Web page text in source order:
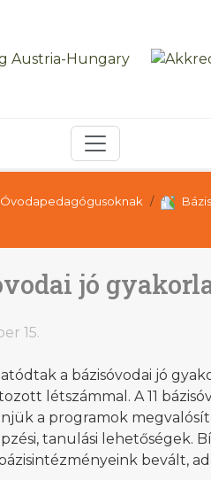
Óvodapedagógusoknak
jó
15.
a bázisóvodai jó
létszámmal. A 11
a programok
tanulási lehetőségek.
bevált,